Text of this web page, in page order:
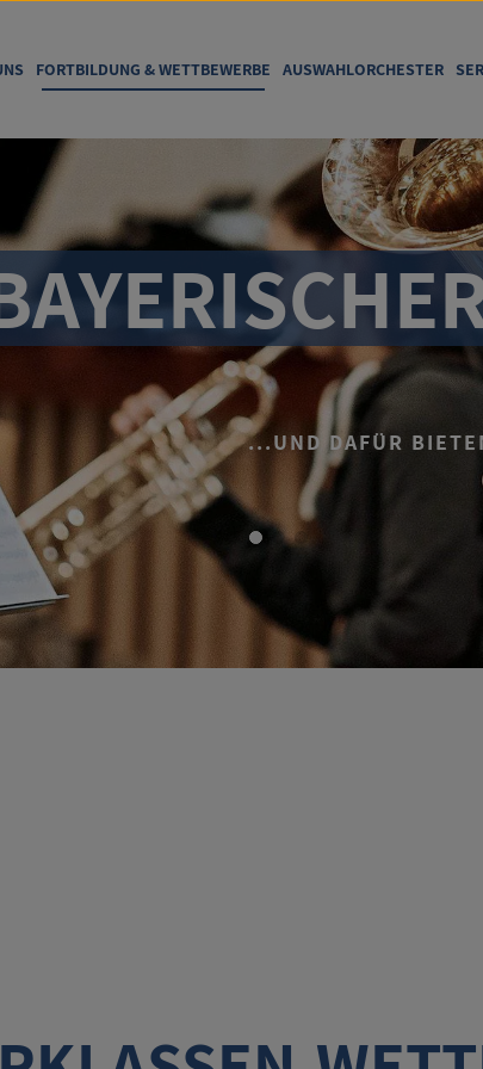
FORTBILDUNG & WETTBEWERBE AUSWAHLORCHESTER
...UND DAFÜR BIETEN WIR